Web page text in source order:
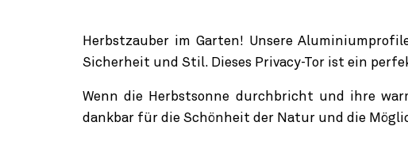
Herbstzauber im Garten! Unsere
Sicherheit und Stil. Dieses Privacy-Tor ist ein
Wenn die Herbstsonne durchbricht und ihre
dankbar für die Schönheit der Natur und die